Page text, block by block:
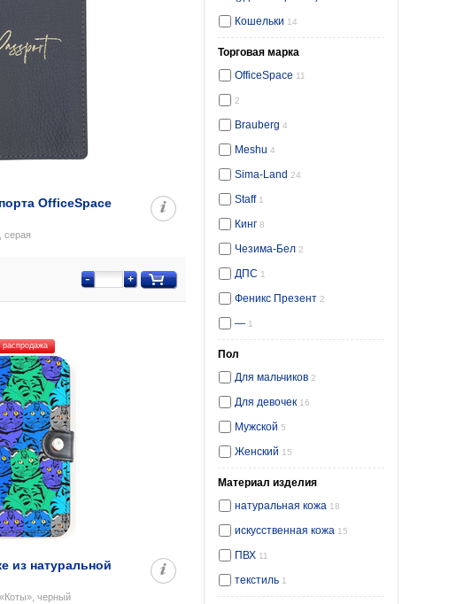
Кошельки 14
Торговая марка
OfficeSpace 11
2
Brauberg 4
Meshu 4
Sima-Land 24
Staff 1
Кинг 8
Чезима-Бел 2
ДПС 1
Феникс Презент 2
— 1
Пол
Для мальчиков 2
Для девочек 16
Мужской 5
Женский 15
Материал изделия
натуральная кожа 18
искусственная кожа 15
ПВХ 11
текстиль 1
OfficeSpace
серая
- +
распродажа
из натуральной
черный